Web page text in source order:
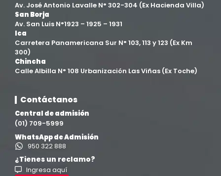
Filial Chincha
Filial Ica
Ingeniería agroindustrial (12)
Ingeniería de Sistemas
Ingeniería en Enología y Viticultura
Investigación y Responsabilidad Social
Av. José Antonio Lavalle N° 302-304 (Ex Hacienda Villa)
San Borja
Av. San Luis N°1923 – 1925 – 1931
Ica
Carretera Panamericana Sur N° 103, 113 y 123 (Ex Km
300)
Chincha
Calle Albilla N° 108 Urbanización Las Viñas (Ex Toche)
Contáctanos
Central de admisión
(01) 709-5999
WhatsApp de Admisión
950 322 888
¿Tienes un reclamo?
Ingresa aquí